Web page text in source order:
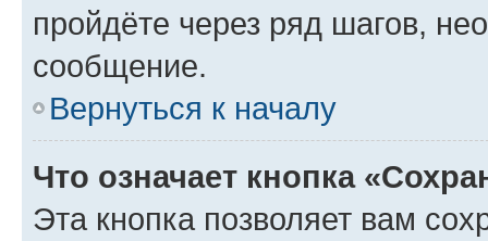
пройдёте через ряд шагов,
сообщение.
Вернуться к началу
Что означает кнопка
Эта кнопка позволяет вам